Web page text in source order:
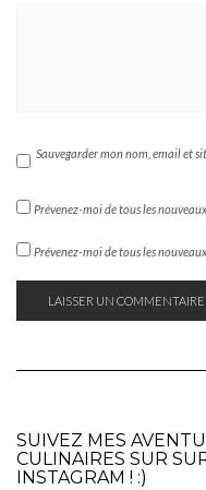
Sauvegarder mon nom, email et
Prévenez-moi de tous les
Prévenez-moi de tous les
SUIVEZ MES
CULINAIRES SUR
INSTAGRAM ! :)